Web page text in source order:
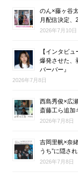
のん×藤ヶ谷
月配信決定
2026年7月10日
【インタビ
爆発させた、
バーバー』
2026年7月8日
西島秀俊×広
斎藤工ら追加
2026年7月8日
吉岡里帆×奈
うち”に隠さ
2026年7月8日